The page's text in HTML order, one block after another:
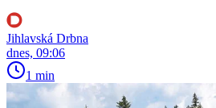
Jihlavská Drbna
dnes, 09:06
1 min